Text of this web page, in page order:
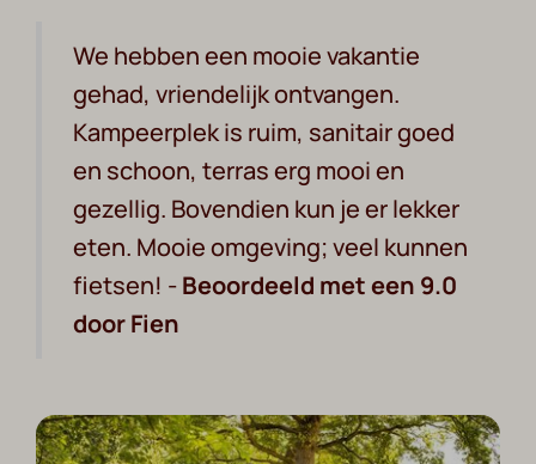
We hebben een mooie vakantie
gehad, vriendelijk ontvangen.
Kampeerplek is ruim, sanitair goed
en schoon, terras erg mooi en
gezellig. Bovendien kun je er lekker
eten. Mooie omgeving; veel kunnen
fietsen! -Beoordeeld met een 9.0
door Fien